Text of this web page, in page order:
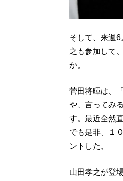
そして、来週
之も参加して
か。
菅田将暉は、
や、言ってみ
す。最近全然
でも是非、１
ントした。
山田孝之が登